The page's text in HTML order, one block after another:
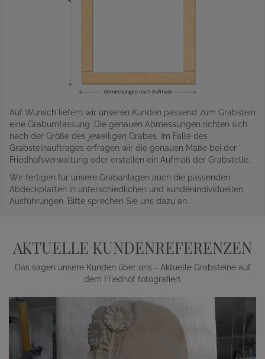
Auf Wunsch liefern wir unseren Kunden passend zum Grabstein
eine Grabumfassung. Die genauen Abmessungen richten sich
nach der Größe des jeweiligen Grabes. Im Falle des
Grabsteinauftrages erfragen wir die genauen Maße bei der
Friedhofsverwaltung oder erstellen ein Aufmaß der Grabstelle.
Wir fertigen für unsere Grabanlagen auch die passenden
Abdeckplatten in unterschiedlichen und kundenindividuellen
Ausführungen. Bitte sprechen Sie uns dazu an.
AKTUELLE KUNDENREFERENZEN
Das sagen unsere Kunden über uns - Aktuelle Grabsteine auf
dem Friedhof fotografiert